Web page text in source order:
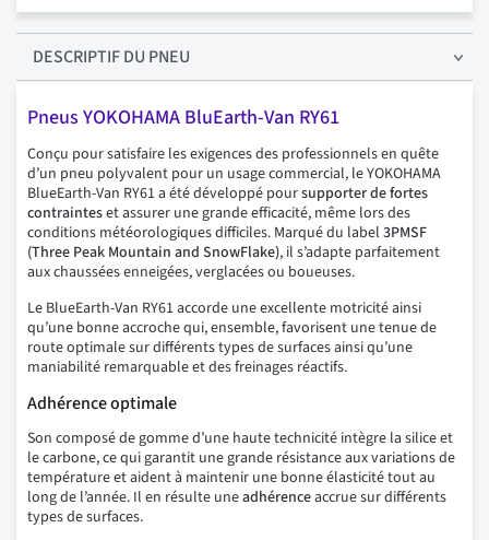
DESCRIPTIFDU PNEU
Pneus YOKOHAMA BluEarth-Van RY61
Conçu pour satisfaire les exigences des professionnels en quête
d’un pneu polyvalent pour un usage commercial, le YOKOHAMA
BlueEarth-Van RY61 a été développé poursupporter de fortes
contrainteset assurer une grande efficacité, même lors des
conditions météorologiques difficiles. Marqué du label 3PMSF
(Three Peak Mountain and SnowFlake), il s’adapte parfaitement
aux chaussées enneigées, verglacées ou boueuses.
Le BlueEarth-Van RY61 accorde une excellente motricité ainsi
qu’une bonne accroche qui, ensemble, favorisent une tenue de
route optimale sur différents types de surfaces ainsi qu’une
maniabilité remarquable et des freinages réactifs.
Adhérence optimale
Son composé de gomme d’une haute technicité intègre la silice et
le carbone, ce qui garantit une grande résistance aux variations de
température et aident à maintenir une bonne élasticité tout au
long de l’année. Il en résulte uneadhérenceaccrue sur différents
types de surfaces.